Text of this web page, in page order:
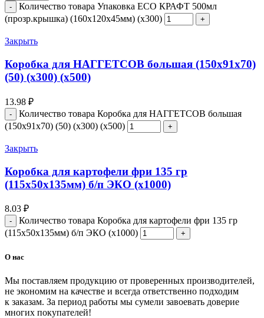
Количество товара Упаковка ECO КРАФТ 500мл
(прозр.крышка) (160х120х45мм) (х300)
Закрыть
Коробка для НАГГЕТСОВ большая (150х91х70)
(50) (х300) (х500)
13.98 ₽
Количество товара Коробка для НАГГЕТСОВ большая
(150х91х70) (50) (х300) (х500)
Закрыть
Коробка для картофели фри 135 гр
(115х50х135мм) б/п ЭКО (х1000)
8.03 ₽
Количество товара Коробка для картофели фри 135 гр
(115х50х135мм) б/п ЭКО (х1000)
О нас
Мы поставляем продукцию от проверенных производителей,
не экономим на качестве и всегда ответственно подходим
к заказам. За период работы мы сумели завоевать доверие
многих покупателей!